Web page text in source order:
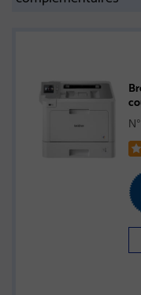
of
5